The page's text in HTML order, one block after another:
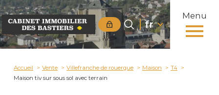
Menu
Langue
fr
Accueil 0 Langue
fr
Accueil Vente Villefranche de rouergue Maison
T4
Maison tiv sur sous sol avec terrain